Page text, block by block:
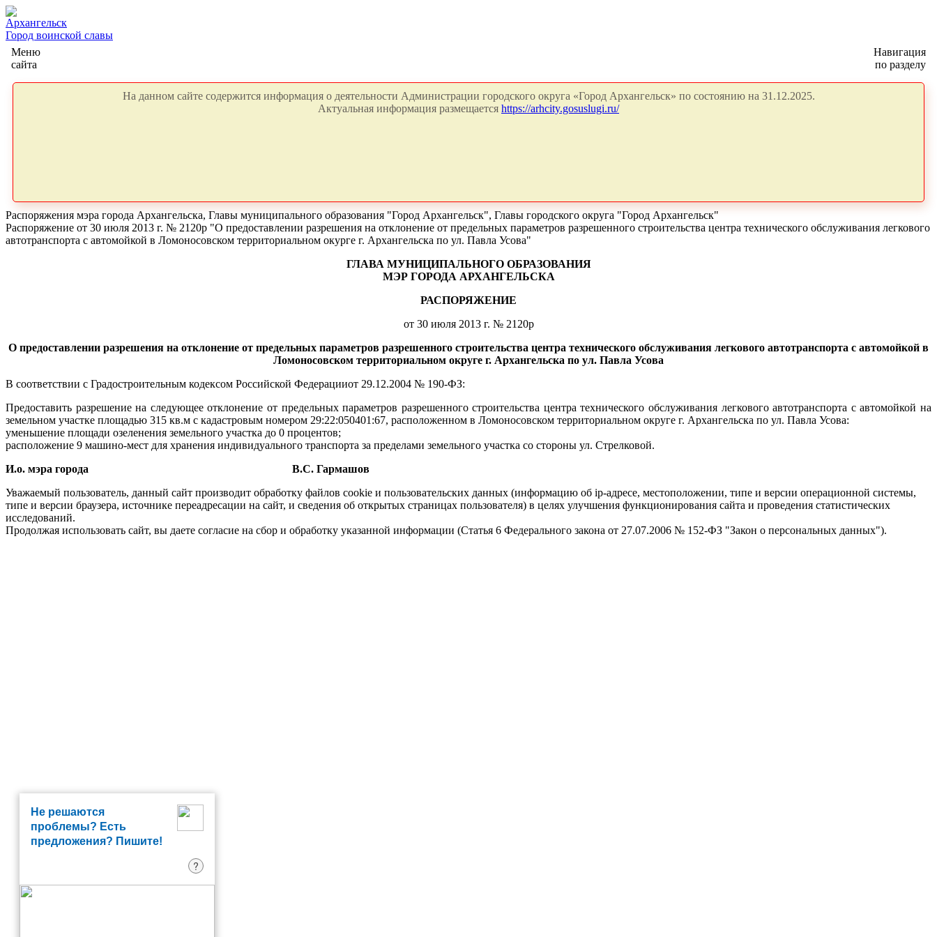
Архангельск
Город воинской славы
Меню
сайта
Навигация
по разделу
На данном сайте содержится информация о деятельности Администрации городского округа «Город Архангельск» по состоянию на 31.12.2025.
Актуальная информация размещается https://arhcity.gosuslugi.ru/
Распоряжения мэра города Архангельска, Главы муниципального образования "Город Архангельск", Главы городского округа "Город Архангельск"
Распоряжение от 30 июля 2013 г. № 2120р "О предоставлении разрешения на отклонение от предельных параметров разрешенного строительства центра технического обслуживания легкового
автотранспорта с автомойкой в Ломоносовском территориальном окурге г. Архангельска по ул. Павла Усова"
ГЛАВА МУНИЦИПАЛЬНОГО ОБРАЗОВАНИЯ
МЭР ГОРОДА АРХАНГЕЛЬСКА
РАСПОРЯЖЕНИЕ
от 30 июля 2013 г. № 2120р
О предоставлении разрешения на отклонение от предельных параметров разрешенного строительства центра технического обслуживания легкового автотранспорта с автомойкой в
Ломоносовском территориальном округе г. Архангельска по ул. Павла Усова
В соответствии с Градостроительным кодексом Российской Федерацииот 29.12.2004 № 190-ФЗ:
Предоставить разрешение на следующее отклонение от предельных параметров разрешенного строительства центра технического обслуживания легкового автотранспорта с автомойкой на
земельном участке площадью 315 кв.м с кадастровым номером 29:22:050401:67, расположенном в Ломоносовском территориальном округе г. Архангельска по ул. Павла Усова:
уменьшение площади озеленения земельного участка до 0 процентов;
расположение 9 машино-мест для хранения индивидуального транспорта за пределами земельного участка со стороны ул. Стрелковой.
И.о. мэра города В.С. Гармашов
Уважаемый пользователь, данный сайт производит обработку файлов cookie и пользовательских данных (информацию об ip-адресе, местоположении, типе и версии операционной системы,
типе и версии браузера, источнике переадресации на сайт, и сведения об открытых страницах пользователя) в целях улучшения функционирования сайта и проведения статистических
исследований.
Продолжая использовать сайт, вы даете согласие на сбор и обработку указанной информации (Статья 6 Федерального закона от 27.07.2006 № 152-ФЗ "Закон о персональных данных").
Не решаются
проблемы? Есть
предложения? Пишите!
?